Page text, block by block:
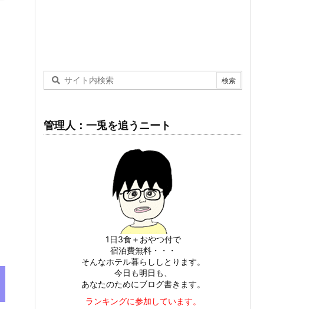
管理人：一兎を追うニート
1日3食＋おやつ付で
宿泊費無料・・・
そんなホテル暮らししとります。
今日も明日も、
あなたのためにブログ書きます。
ランキングに参加しています。